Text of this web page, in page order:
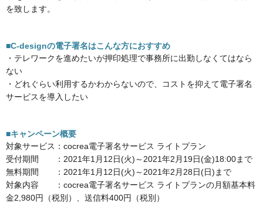
を致します。
■C-designの電子署名はこんな方におすすめ
・テレワークを進めたいが押印処理で事務所に出勤しなくてはなら
ない
・どれぐらい利用するかわからないので、コストを抑えて電子署名
サービスを導入したい
■キャンペーン概要
対象サービス：cocrea電子署名サービス ライトプラン
受付期間 ：2021年1月12日(火)～2021年2月19日(金)18:00まで
無料期間 ：2021年1月12日(火)～2021年2月28日(日)まで
対象内容 ：cocrea電子署名サービス ライトプランの月額基本料
金2,980円（税別）、送信料400円（税別）